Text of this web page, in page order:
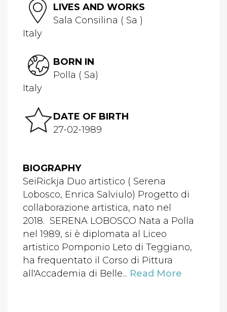
LIVES AND WORKS
Sala Consilina ( Sa )
Italy
BORN IN
Polla ( Sa)
Italy
DATE OF BIRTH
27-02-1989
BIOGRAPHY
SeiRickja Duo artistico ( Serena
Lobosco, Enrica Salviulo) Progetto di
collaborazione artistica, nato nel
2018. SERENA LOBOSCO Nata a Polla
nel 1989, si è diplomata al Liceo
artistico Pomponio Leto di Teggiano,
ha frequentato il Corso di Pittura
all'Accademia di Belle... Read More